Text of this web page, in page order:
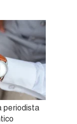
periodista